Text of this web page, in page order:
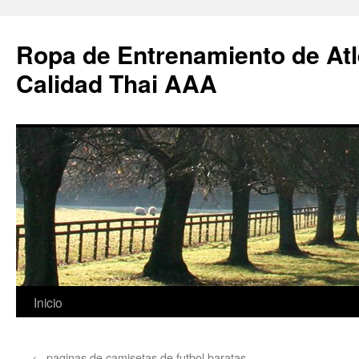
Ropa de Entrenamiento de
Calidad Thai AAA
Saltar
Inicio